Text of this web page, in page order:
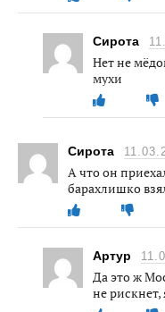
Сирота
Нет не
мухи
Сирота
А что он
барахлишко
Артур
Да это ж
не